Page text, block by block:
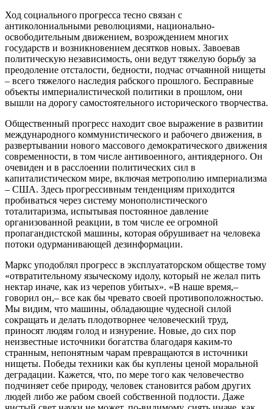
Ход социального прогресса тесно связан с
антиколониальными революциями, национально-
освободительным движением, возрождением многих
государств и возникновением десятков новых. Завоевав
политическую независимость, они ведут тяжелую борьбу за
преодоление отсталости, бедности, подчас отчаянной нищеты
– всего тяжелого наследия рабского прошлого. Бесправные
объекты империалистической политики в прошлом, они
вышли на дорогу самостоятельного исторического творчества.
Общественный прогресс находит свое выражение в развитии
международного коммунистического и рабочего движения, в
развертывании нового массового демократического движения
современности, в том числе антивоенного, антиядерного. Он
очевиден и в расслоении политических сил в
капиталистическом мире, включая метрополию империализма
– США. Здесь прогрессивным тенденциям приходится
пробиваться через систему монополистического
тоталитаризма, испытывая постоянное давление
организованной реакции, в том числе ее огромной
пропагандистской машины, которая обрушивает на человека
потоки одурманивающей дезинформации.
Маркс уподоблял прогресс в эксплуататорском обществе тому
«отвратительному языческому идолу, который не желал пить
нектар иначе, как из черепов убитых». «В наше время,–
говорил он,– все как бы чревато своей противоположностью.
Мы видим, что машины, обладающие чудесной силой
сокращать и делать плодотворнее человеческий труд,
приносят людям голод и изнурение. Новые, до сих пор
неизвестные источники богатства благодаря каким-то
странным, непонятным чарам превращаются в источники
нищеты. Победы техники как бы куплены ценой моральной
деградации. Кажется, что, по мере того как человечество
подчиняет себе природу, человек становится рабом других
людей либо же рабом своей собственной подлости. Даже